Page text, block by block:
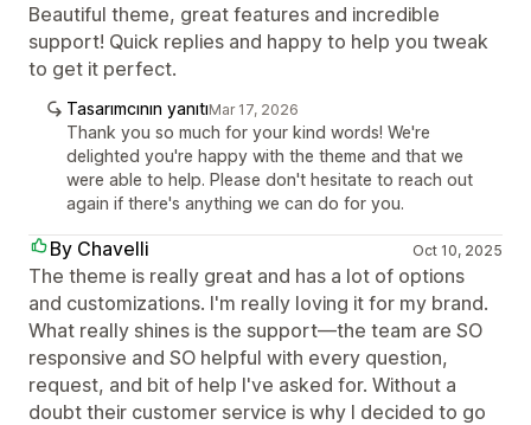
Beautiful theme, great features and incredible
support! Quick replies and happy to help you tweak
to get it perfect.
Tasarımcının yanıtıMar 17, 2026
Thank you so much for your kind words! We're
delighted you're happy with the theme and that we
were able to help. Please don't hesitate to reach out
again if there's anything we can do for you.
By Chavelli Oct 10, 2025
The theme is really great and has a lot of options
and customizations. I'm really loving it for my brand.
What really shines is the support—the team are SO
responsive and SO helpful with every question,
request, and bit of help I've asked for. Without a
doubt their customer service is why I decided to go